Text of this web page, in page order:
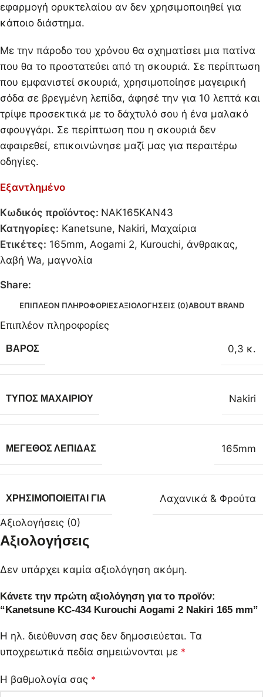
εφαρμογή ορυκτελαίου αν δεν χρησιμοποιηθεί για
κάποιο διάστημα.
Με την πάροδο του χρόνου θα σχηματίσει μια πατίνα
που θα το προστατεύει από τη σκουριά. Σε περίπτωση
που εμφανιστεί σκουριά, χρησιμοποίησε μαγειρική
σόδα σε βρεγμένη λεπίδα, άφησέ την για 10 λεπτά και
τρίψε προσεκτικά με το δάχτυλό σου ή ένα μαλακό
σφουγγάρι. Σε περίπτωση που η σκουριά δεν
αφαιρεθεί, επικοινώνησε μαζί μας για περαιτέρω
οδηγίες.
Εξαντλημένο
Κωδικός προϊόντος: NAK165KAN43
Κατηγορίες: Kanetsune, Nakiri, Μαχαίρια
Ετικέτες: 165mm, Aogami 2, Kurouchi, άνθρακας,
λαβή Wa, μαγνολία
Share:
ΕΠΙΠΛΈΟΝ ΠΛΗΡΟΦΟΡΊΕΣΑΞΙΟΛΟΓΉΣΕΙΣ (0)ABOUT BRAND
Επιπλέον πληροφορίες
ΒΆΡΟΣ 0,3 κ.
ΤΎΠΟΣ ΜΑΧΑΙΡΙΟΎ Nakiri
ΜΈΓΕΘΟΣ ΛΕΠΊΔΑΣ 165mm
ΧΡΗΣΙΜΟΠΟΙΕΊΤΑΙ ΓΙΑ Λαχανικά & Φρούτα
Αξιολογήσεις (0)
Αξιολογήσεις
Δεν υπάρχει καμία αξιολόγηση ακόμη.
Κάνετε την πρώτη αξιολόγηση για το προϊόν:
“Kanetsune KC-434 Kurouchi Aogami 2 Nakiri 165 mm”
Η ηλ. διεύθυνση σας δεν δημοσιεύεται. Τα
υποχρεωτικά πεδία σημειώνονται με *
Η βαθμολογία σας *